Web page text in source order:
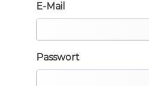
E-Mail
Passwort